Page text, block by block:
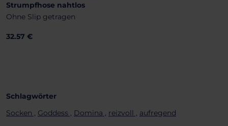
Strumpfhose nahtlos
Ohne Slip getragen
32.57 €
Schlagwörter
Socken , Goddess , Domina , reizvoll , aufregend